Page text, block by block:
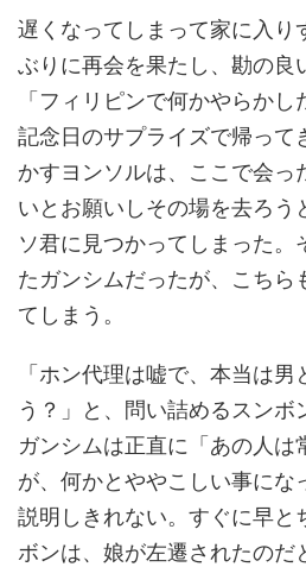
遅くなってしまって家に入り
ぶりに再会を果たし、勘の良
「フィリピンで何かやらか
記念日のサプライズで帰って
かすヨンソルは、ここで会っ
いとお願いしその場を去ろう
ソ君に見つかってしまった。
たガンシムだったが、こちら
てしまう。
「ホン代理は嘘で、本当は
う？」と、問い詰めるスン
ガンシムは正直に「あの人は
が、何かとややこしい事にな
説明しきれない。すぐに早と
ボンは、娘が左遷されたのだ